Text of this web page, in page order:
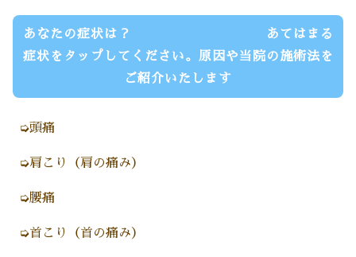
あなたの症状は？ あてはまる
症状をタップしてください。原因や当院の施術法を
ご紹介いたします
➭頭痛
➭肩こり（肩の痛み）
➭腰痛
➭首こり（首の痛み）